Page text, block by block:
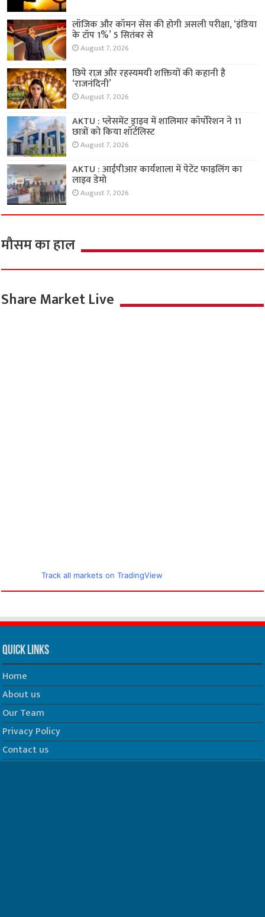
लॉजिक और कॉमन सेंस की होगी असली परीक्षा, ‘इंडिया
के टॉप 1%’ 5 सितंबर से
August 7, 2026
छिपे राज़ और रहस्यमयी शक्तियों की कहानी है
‘राजनंदिनी’
August 7, 2026
AKTU : प्लेसमेंट ड्राइव में शालिमार कॉर्पोरेशन ने 11
छात्रों को किया शॉर्टलिस्ट
August 7, 2026
AKTU : आईपीआर कार्यशाला में पेटेंट फाइलिंग का
लाइव डेमो
August 7, 2026
मौसम का हाल
Share Market Live
Track all markets on TradingView
Quick Links
Home
About us
Our Team
Privacy Policy
Contact us